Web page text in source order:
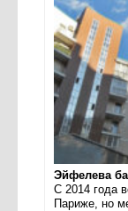
Эйфелева
С 2014 года
Париже, но